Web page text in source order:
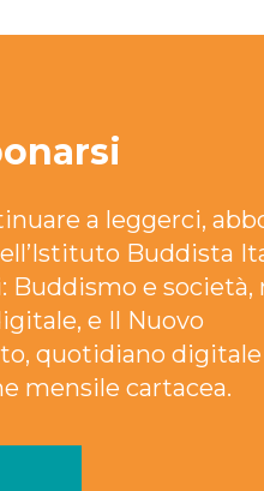
a leggerci,
Buddista
Buddismo e società,
e Il Nuovo
quotidiano
mensile cartacea.